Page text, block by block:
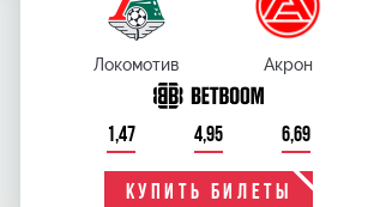
Локомотив Акрон
1,47 4,95 6,69
КУПИТЬ БИЛЕТЫ